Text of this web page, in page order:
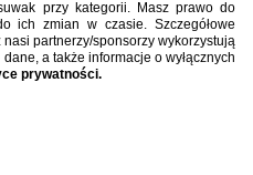
Stępiński ogłosił listę
i towarzyskie mecze
i Portugalią (27 września,